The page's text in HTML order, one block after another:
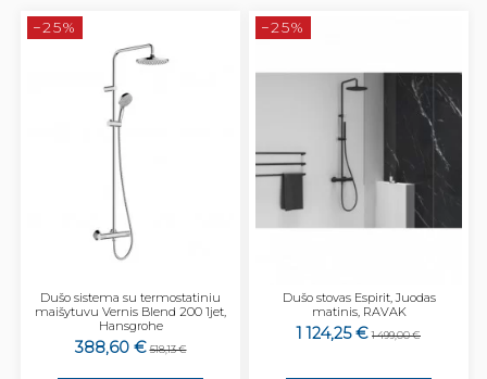
−25%
Dušo sistema su termostatiniu
maišytuvu Vernis Blend 200 1jet,
Hansgrohe
388,60 € 518,13 €
−25%
Dušo stovas Espirit, Juodas
matinis, RAVAK
1 124,25 € 1 499,00 €